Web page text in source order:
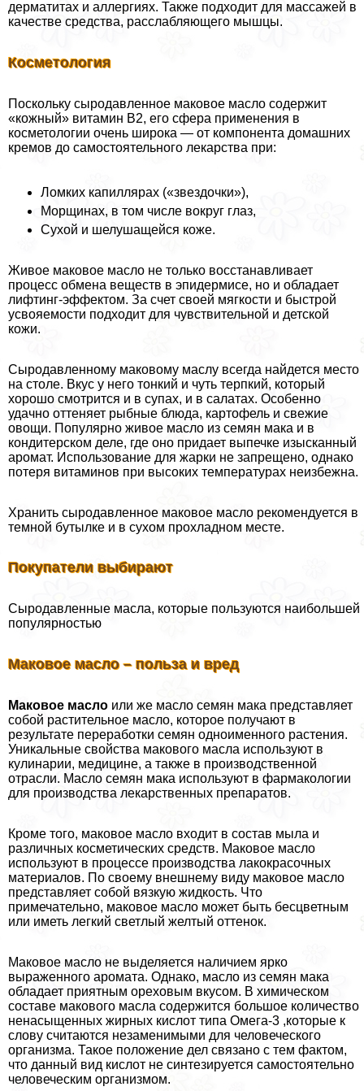
дерматитах и аллергиях. Также подходит для массажей в
качестве средства, расслабляющего мышцы.
Косметология
Поскольку сыродавленное маковое масло содержит
«кожный» витамин В2, его сфера применения в
косметологии очень широка — от компонента домашних
кремов до самостоятельного лекарства при:
Ломких капиллярах («звездочки»),
Морщинах, в том числе вокруг глаз,
Сухой и шелушащейся коже.
Живое маковое масло не только восстанавливает
процесс обмена веществ в эпидермисе, но и обладает
лифтинг-эффектом. За счет своей мягкости и быстрой
усвояемости подходит для чувствительной и детской
кожи.
Сыродавленному маковому маслу всегда найдется место
на столе. Вкус у него тонкий и чуть терпкий, который
хорошо смотрится и в супах, и в салатах. Особенно
удачно оттеняет рыбные блюда, картофель и свежие
овощи. Популярно живое масло из семян мака и в
кондитерском деле, где оно придает выпечке изысканный
аромат. Использование для жарки не запрещено, однако
потеря витаминов при высоких температурах неизбежна.
Хранить сыродавленное маковое масло рекомендуется в
темной бутылке и в сухом прохладном месте.
Покупатели выбирают
Сыродавленные масла, которые пользуются наибольшей
популярностью
Маковое масло – польза и вред
Маковое масло или же масло семян мака представляет
собой растительное масло, которое получают в
результате переработки семян одноименного растения.
Уникальные свойства макового масла используют в
кулинарии, медицине, а также в производственной
отрасли. Масло семян мака используют в фармакологии
для производства лекарственных препаратов.
Кроме того, маковое масло входит в состав мыла и
различных косметических средств. Маковое масло
используют в процессе производства лакокрасочных
материалов. По своему внешнему виду маковое масло
представляет собой вязкую жидкость. Что
примечательно, маковое масло может быть бесцветным
или иметь легкий светлый желтый оттенок.
Маковое масло не выделяется наличием ярко
выраженного аромата. Однако, масло из семян мака
обладает приятным ореховым вкусом. В химическом
составе макового масла содержится большое количество
ненасыщенных жирных кислот типа Омега-3 ,которые к
слову считаются незаменимыми для человеческого
организма. Такое положение дел связано с тем фактом,
что данный вид кислот не синтезируется самостоятельно
человеческим организмом.